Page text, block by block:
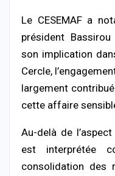
Le CESEMAF a
président
son implication
Cercle,
largement
cette affaire
Au-delà de
est interprétée
consolidation des